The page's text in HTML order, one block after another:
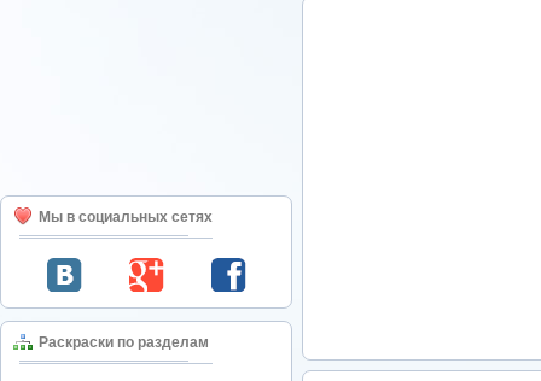
Мы в социальных сетях
Раскраски по разделам